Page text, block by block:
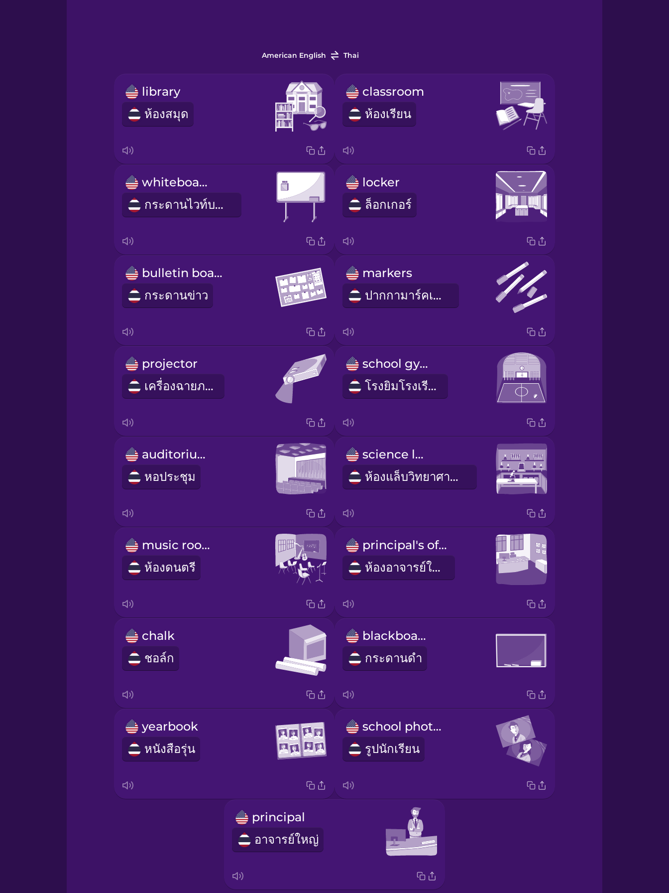
Hindi
Hungarian
Indonesian
Italian
Japanese
Mexican Spanish
Persian
Romanian
Russian
Sanskrit
Serbian
Tagalog
Turkish
American English Thai
library
ห้องสมุด
classroom
ห้องเรียน
whiteboard
กระดานไวท์บอร์ด
locker
ล็อกเกอร์
bulletin board
กระดานข่าว
markers
ปากกามาร์คเกอร์
projector
เครื่องฉายภาพ
school gym
โรงยิมโรงเรียน
auditorium
หอประชุม
science lab
ห้องแล็บวิทยาศาสตร์
music room
ห้องดนตรี
principal's office
ห้องอาจารย์ใหญ่
chalk
ชอล์ก
blackboard
กระดานดำ
yearbook
หนังสือรุ่น
school photos
รูปนักเรียน
principal
อาจารย์ใหญ่